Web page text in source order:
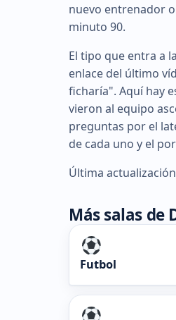
nuevo entrenador
minuto 90.
El tipo que entra a
enlace del último
ficharía". Aquí hay
vieron al equipo
preguntas por el
de cada uno y el
Última
Más salas de
Futbol